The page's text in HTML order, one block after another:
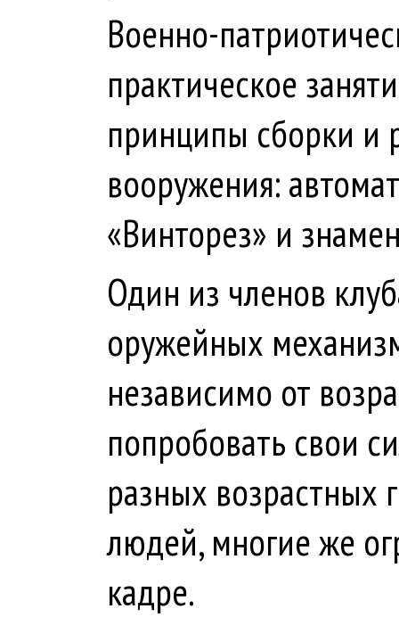
Военно-
практическое
принципы сборки и
вооружения:
«Винторез» и
Один из членов
оружейных
независимо от
попробовать свои
разных
людей, многие же
кадре.